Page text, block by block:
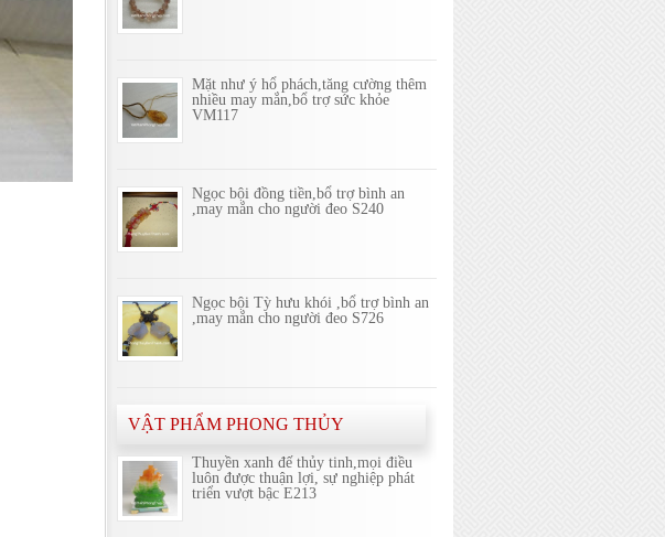
Mặt như ý hổ phách,tăng cường thêm
nhiều may mắn,bổ trợ sức khỏe
VM117
Ngọc bội đồng tiền,bổ trợ bình an
,may mắn cho người đeo S240
Ngọc bội Tỳ hưu khói ,bổ trợ bình an
,may mắn cho người đeo S726
VẬT PHẨM PHONG THỦY
Thuyền xanh đế thủy tinh,mọi điều
luôn được thuận lợi, sự nghiệp phát
triển vượt bậc E213